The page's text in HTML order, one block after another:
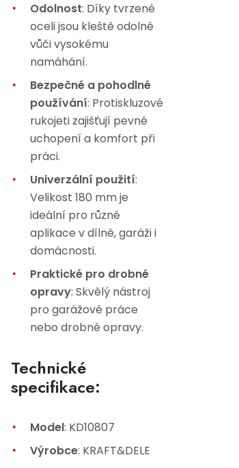
Odolnost: Díky tvrzené
oceli jsou kleště odolné
vůči vysokému
namáhání.
Bezpečné a pohodlné
používání: Protiskluzové
rukojeti zajišťují pevné
uchopení a komfort při
práci.
Univerzální použití:
Velikost 180 mm je
ideální pro různé
aplikace v dílně, garáži i
domácnosti.
Praktické pro drobné
opravy: Skvělý nástroj
pro garážové práce
nebo drobné opravy.
Technické
specifikace:
Model: KD10807
Výrobce: KRAFT&DELE